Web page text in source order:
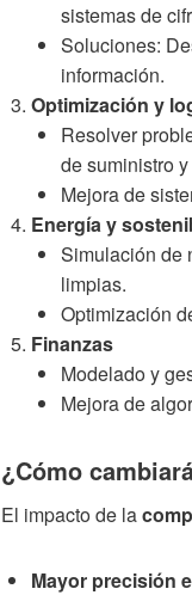
sistemas de
Soluciones:
información.
Optimización y
Resolver
de suministro
Mejora de
Energía y
Simulación de
limpias.
Optimización
Finanzas
Modelado y
Mejora de
¿Cómo
El impacto de la
Mayor precisión